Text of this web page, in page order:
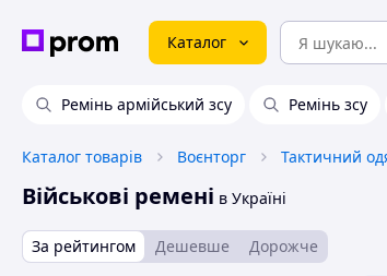
Каталог
Ремінь армійський зсу Ремінь зсу
Каталог товарів Воєнторг Тактичний
Військові ремені в Україні
За рейтингом Дешевше Дорожче